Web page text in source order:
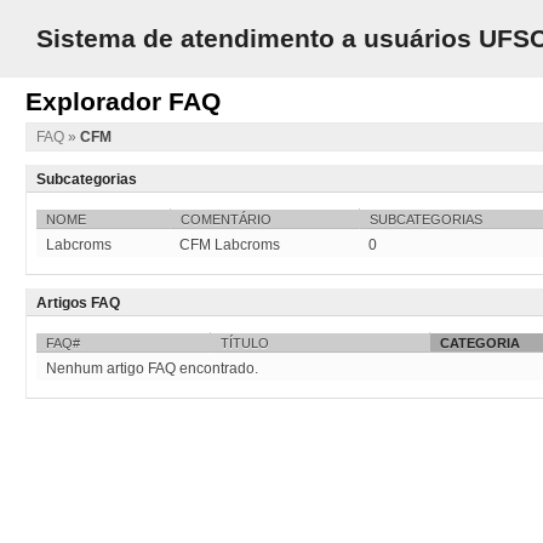
Sistema de atendimento a usuários
Explorador FAQ
FAQ » CFM
Subcategorias
NOME COMENTÁRIO SUBCATEGORIAS
Labcroms CFM Labcroms 0
Artigos FAQ
FAQ# TÍTULO CATEGORIA
Nenhum artigo FAQ encontrado.